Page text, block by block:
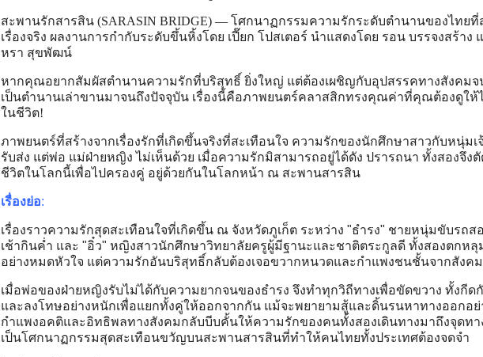
สะพานรักสารสิน (SARASIN BRIDGE) — โศกนาฏกรรมความรักระดับตำนานของไทยที่
เรื่องจริง ผลงานการกำกับระดับขึ้นหิ้งโดย เปี๊ยก โปสเตอร์ นำแสดงโดย รอน บรรจงสร้าง
หรา สุขพัฒน์
หากคุณอยากสัมผัสตำนานความรักที่บริสุทธิ์ ยิ่งใหญ่ แต่ต้องเผชิญกับอุปสรรคทางสังคมจ
เป็นตำนานเล่าขานมาจนถึงปัจจุบัน เรื่องนี้คือภาพยนตร์คลาสสิกทรงคุณค่าที่คุณต้องดูให้
ในชีวิต!
ภาพยนตร์ที่สร้างจากเรื่องรักที่เกิดขึ้นจริงที่สะเทือนใจ ความรักของนักศึกษาสาวกับหนุ่มเ
รับส่ง แต่พ่อ แม่ฝ่ายหญิง ไม่เห็นด้วย เมื่อความรักมิสามารถอยู่ได้ดัง ปรารถนา ทั้งสองจึง
ชีวิตในโลกนี้เพื่อไปครองคู่ อยู่ด้วยกันในโลกหน้า ณ สะพานสารสิน
เรื่องย่อ:
เรื่องราวความรักสุดสะเทือนใจที่เกิดขึ้น ณ จังหวัดภูเก็ต ระหว่าง "ธำรง" ชายหนุ่มขับรถส
เช้ากินค่ำ และ "อิ๋ว" หญิงสาวนักศึกษาวิทยาลัยครูผู้มีฐานะและชาติตระกูลดี ทั้งสองตกหลุ
อย่างหมดหัวใจ แต่ความรักอันบริสุทธิ์กลับต้องเจอขวากหนวดและกำแพงชนชั้นจากสังคม
เมื่อพ่อของฝ่ายหญิงรับไม่ได้กับความยากจนของธำรง จึงทำทุกวิถีทางเพื่อขัดขวาง ทั้งกีด
และลงโทษอย่างหนักเพื่อแยกทั้งคู่ให้ออกจากกัน แม้จะพยายามสู้และดิ้นรนหาทางออกอย่
กำแพงอคติและอิทธิพลทางสังคมกลับบีบคั้นให้ความรักของคนทั้งสองเดินทางมาถึงจุดทา
เป็นโศกนาฏกรรมสุดสะเทือนขวัญบนสะพานสารสินที่ทำให้คนไทยทั้งประเทศต้องจดจำ